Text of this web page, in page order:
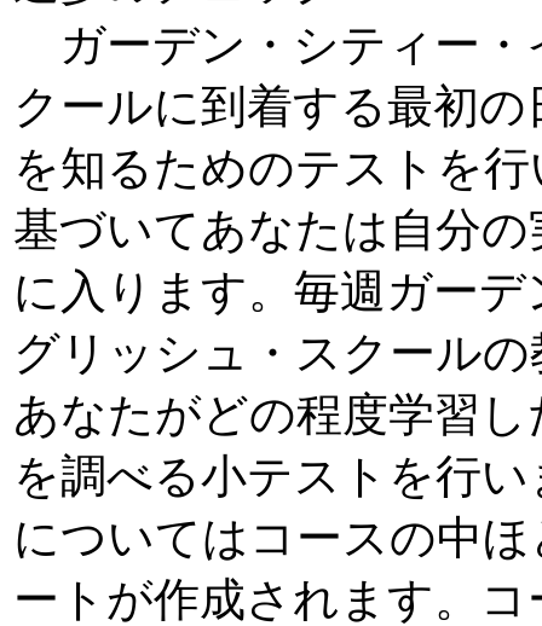
ガーデン・シティー・
クールに到着する最初
を知るためのテストを
基づいてあなたは自分
に入ります。毎週ガー
グリッシュ・スクール
あなたがどの程度学習
を調べる小テストを行
についてはコースの中
ートが作成されます。